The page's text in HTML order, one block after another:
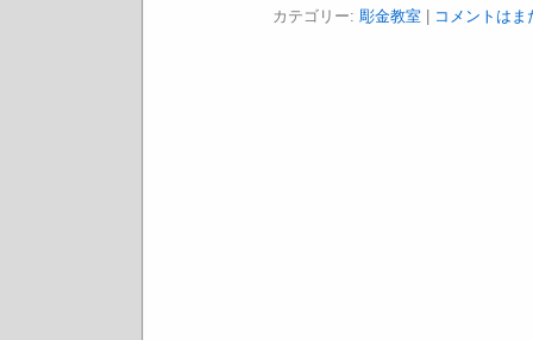
カテゴリー: 彫金教室| コメントはま